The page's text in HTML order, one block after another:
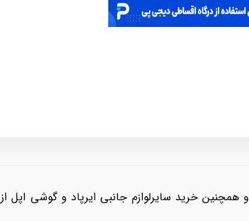
خریدکاور ایرپاد سوپرماریو ( قارچ خور ) مناسب ایرپادهای مدل 1/2، ایرپاد 3 ، ایرپاد پرو، ایرپاد پرو2 و همچنین خرید سایرلوازم جانبی ایرپاد و گوشی اپل از